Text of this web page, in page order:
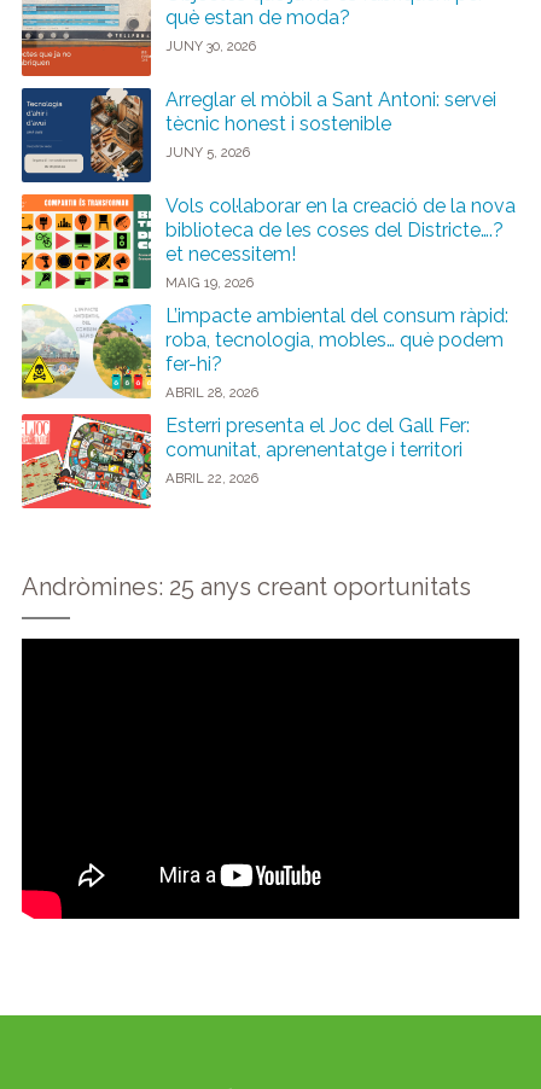
què estan de moda?
JUNY 30, 2026
Arreglar el mòbil a Sant Antoni: servei
tècnic honest i sostenible
JUNY 5, 2026
Vols col·laborar en la creació de la nova
biblioteca de les coses del Districte….?
et necessitem!
MAIG 19, 2026
L’impacte ambiental del consum ràpid:
roba, tecnologia, mobles… què podem
fer-hi?
ABRIL 28, 2026
Esterri presenta el Joc del Gall Fer:
comunitat, aprenentatge i territori
ABRIL 22, 2026
Andròmines: 25 anys creant oportunitats